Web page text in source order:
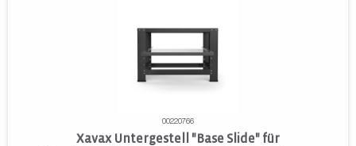
00220766
Xavax Untergestell "Base Slide" für